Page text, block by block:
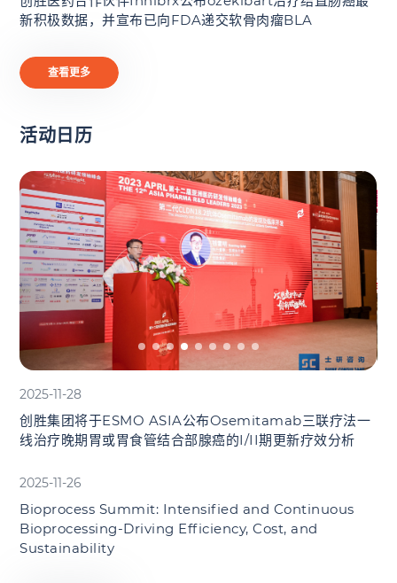
新积极数据，并宣布已向FDA递交软骨肉瘤BLA
查看更多
活动日历
2025-11-28
创胜集团将于ESMO ASIA公布Osemitamab三联疗法一
线治疗晚期胃或胃食管结合部腺癌的I/II期更新疗效分析
2025-11-26
Bioprocess Summit: Intensified and Continuous
Bioprocessing-Driving Efficiency, Cost, and
Sustainability